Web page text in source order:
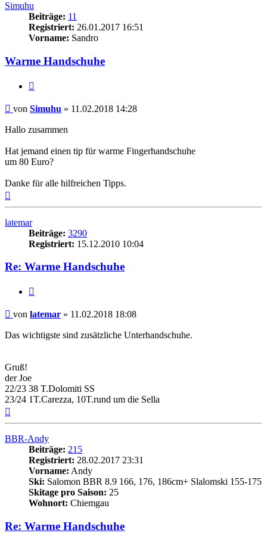
Simuhu
Beiträge: 11
Registriert: 26.01.2017 16:51
Vorname: Sandro
Warme Handschuhe
Beitrag
von Simuhu » 11.02.2018 14:28
Hallo zusammen
Hat jemand einen tip für warme Fingerhandschuhe
um 80 Euro?
Danke für alle hilfreichen Tipps.
latemar
Beiträge: 3290
Registriert: 15.12.2010 10:04
Re: Warme Handschuhe
Beitrag
von latemar » 11.02.2018 18:08
Das wichtigste sind zusätzliche Unterhandschuhe.
Gruß!
der Joe
22/23 38 T.Dolomiti SS
23/24 1T.Carezza, 10T.rund um die Sella
BBR-Andy
Beiträge: 215
Registriert: 28.02.2017 23:31
Vorname: Andy
Ski: Salomon BBR 8.9 166, 176, 186cm+ Slalomski 155-175
Skitage pro Saison: 25
Wohnort: Chiemgau
Re: Warme Handschuhe